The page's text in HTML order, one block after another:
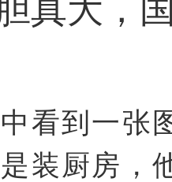
真大，
看到一张
装厨房，